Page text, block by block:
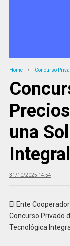
Home Concurso
una
Integral
31/10/2025 14:54
El Ente
Concurso Privado
Tecnológica